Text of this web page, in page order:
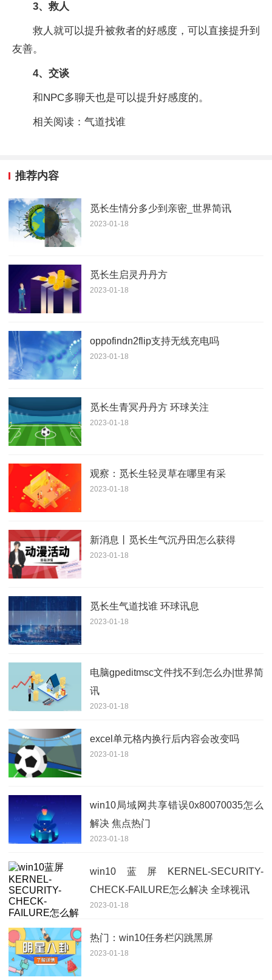
3、救人
救人就可以提升被救者的好感度，可以直接提升到
友善。
4、交谈
和NPC多聊天也是可以提升好感度的。
相关阅读：气道找谁
推荐内容
觅长生情分多少到亲密_世界简讯
2023-01-18
觅长生启灵丹丹方
2023-01-18
oppofindn2flip支持无线充电吗
2023-01-18
觅长生青冥丹丹方 环球关注
2023-01-18
观察：觅长生轻灵草在哪里有采
2023-01-18
新消息丨觅长生气沉丹田怎么获得
2023-01-18
觅长生气道找谁 环球讯息
2023-01-18
电脑gpeditmsc文件找不到怎么办|世界简
讯
2023-01-18
excel单元格内换行后内容会改变吗
2023-01-18
win10局域网共享错误0x80070035怎么
解决 焦点热门
2023-01-18
win10蓝屏KERNEL-SECURITY-
CHECK-FAILURE怎么解决 全球视讯
2023-01-18
热门：win10任务栏闪跳黑屏
2023-01-18